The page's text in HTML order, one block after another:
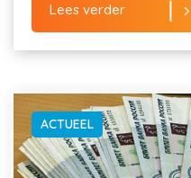
Lees verder
ACTUEEL